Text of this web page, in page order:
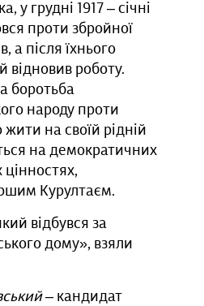
у грудні 1917 – січні
проти збройної
а після їхнього
відновив роботу.
боротьба
народу проти
на своїй рідній
на демократичних
Курултаєм.
відбувся за
дому», взяли
– кандидат